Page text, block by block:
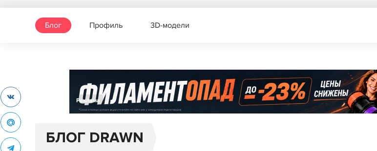
Блог Профиль 3D-модели
Реклама
БЛОГ DRAWN